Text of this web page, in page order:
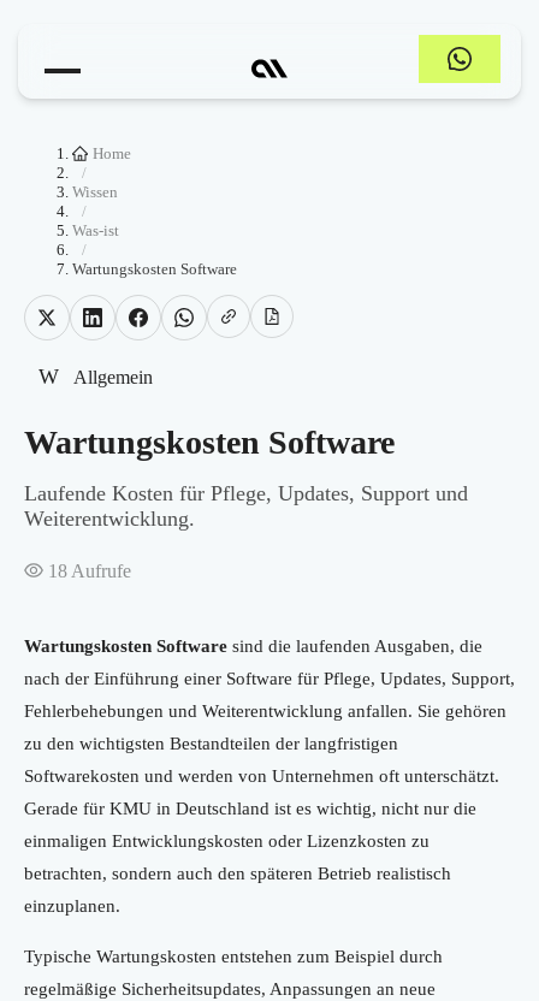
Home
/
Wissen
/
Was-ist
/
Wartungskosten Software
W Allgemein
Wartungskosten Software
Laufende Kosten für Pflege, Updates, Support und
Weiterentwicklung.
18 Aufrufe
Wartungskosten Software sind die laufenden Ausgaben, die
nach der Einführung einer Software für Pflege, Updates, Support,
Fehlerbehebungen und Weiterentwicklung anfallen. Sie gehören
zu den wichtigsten Bestandteilen der langfristigen
Softwarekosten und werden von Unternehmen oft unterschätzt.
Gerade für KMU in Deutschland ist es wichtig, nicht nur die
einmaligen Entwicklungskosten oder Lizenzkosten zu
betrachten, sondern auch den späteren Betrieb realistisch
einzuplanen.
Typische Wartungskosten entstehen zum Beispiel durch
regelmäßige Sicherheitsupdates, Anpassungen an neue